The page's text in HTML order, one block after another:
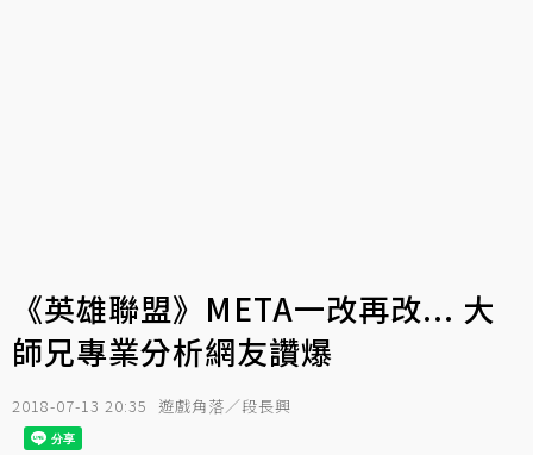
《英雄聯盟》META一改再改... 大
師兄專業分析網友讚爆
2018-07-13 20:35 遊戲角落／段長興